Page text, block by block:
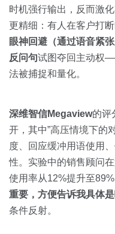
时机强行输出，反而激
更精细：有人在客户打
眼神回避（通过语音紧张
反问句试图夺回主动权
法被捕捉和量化。
深维智信Megaview的评
开，其中”高压情境下的
度、回应缓冲用语使用
性。实验中的销售顾问
使用率从12%提升至89%
重要，方便告诉我具体
条件反射。